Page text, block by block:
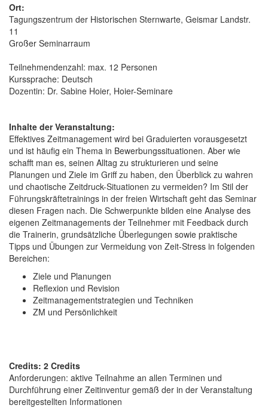
Ort:
Tagungszentrum der Historischen Sternwarte, Geismar Landstr.
11
Großer Seminarraum
Teilnehmendenzahl: max. 12 Personen
Kurssprache: Deutsch
Dozentin: Dr. Sabine Hoier, Hoier-Seminare
Inhalte der Veranstaltung:
Effektives Zeitmanagement wird bei Graduierten vorausgesetzt
und ist häufig ein Thema in Bewerbungssituationen. Aber wie
schafft man es, seinen Alltag zu strukturieren und seine
Planungen und Ziele im Griff zu haben, den Überblick zu wahren
und chaotische Zeitdruck-Situationen zu vermeiden? Im Stil der
Führungskräftetrainings in der freien Wirtschaft geht das Seminar
diesen Fragen nach. Die Schwerpunkte bilden eine Analyse des
eigenen Zeitmanagements der Teilnehmer mit Feedback durch
die Trainerin, grundsätzliche Überlegungen sowie praktische
Tipps und Übungen zur Vermeidung von Zeit-Stress in folgenden
Bereichen:
Ziele und Planungen
Reflexion und Revision
Zeitmanagementstrategien und Techniken
ZM und Persönlichkeit
Credits: 2 Credits
Anforderungen: aktive Teilnahme an allen Terminen und
Durchführung einer Zeitinventur gemäß der in der Veranstaltung
bereitgestellten Informationen